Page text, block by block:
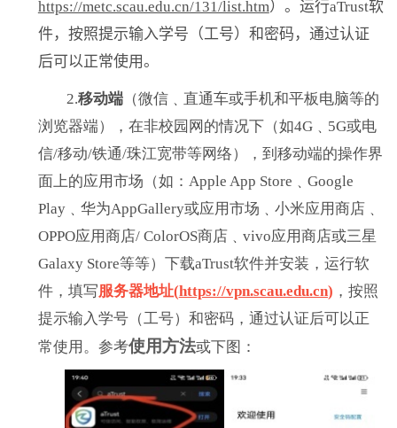
https://metc.scau.edu.cn/131/list.htm）。运行aTrust软
件，按照提示输入学号（工号）和密码，通过认证
后可以正常使用。
2.移动端（微信﹑直通车或手机和平板电脑等的
浏览器端），在非校园网的情况下（如4G﹑5G或电
信/移动/铁通/珠江宽带等网络），到移动端的操作界
面上的应用市场（如： Apple App Store﹑Google
Play﹑ 华为AppGallery或应用市场﹑小米应用商店﹑
OPPO应用商店/ ColorOS商店﹑ vivo应用商店或三星
Galaxy Store等等）下载aTrust软件并安装，运行软
件，填写服务器地址(https://vpn.scau.edu.cn) ，按照
提示输入学号（工号）和密码，通过认证后可以正
常使用。 参考使用方法或下图：